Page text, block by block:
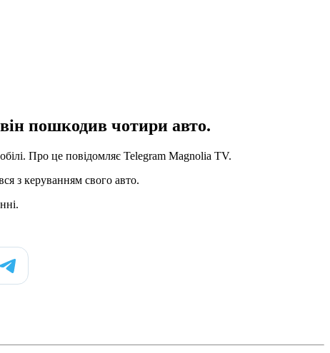
пошкодив чотири авто.
Про це повідомляє Telegram Magnolia TV.
з керуванням свого авто.